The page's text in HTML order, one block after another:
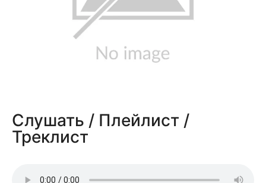
Слушать / Плейлист /
Треклист